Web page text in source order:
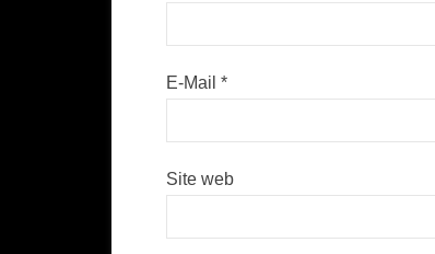
E-Mail *
Site web